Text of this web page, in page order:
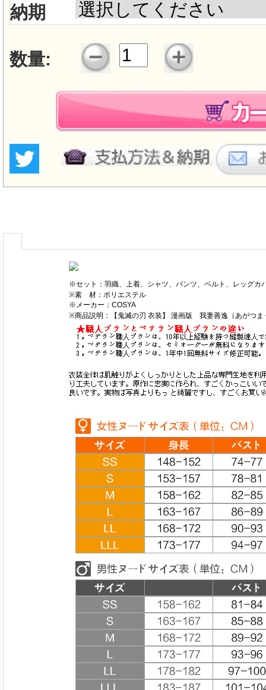
納期
数量:
※セット：羽織、上着、シャツ、パンツ、ベルト、レッグカ
※素 材：ポリエステル
※メーカー：COSYA
※商品説明：【鬼滅の刃 衣装】 漫画版 我妻善逸（あがつ